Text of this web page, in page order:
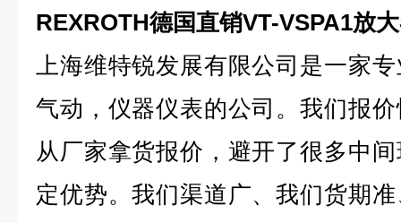
REXROTH德国直销VT-VSPA1放
上海维特锐发展有限公司是一家
气动，仪器仪表的公司。我们报
从厂家拿货报价，避开了很多中
定优势。我们渠道广、我们货期